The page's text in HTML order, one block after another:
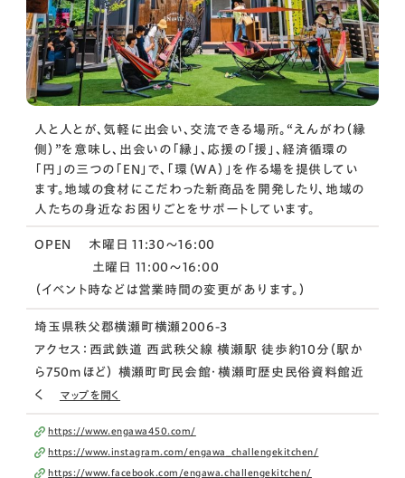
人と人とが、気軽に出会い、交流できる場所。“えんがわ（縁
側）”を意味し、出会いの「縁」、応援の「援」、経済循環の
「円」の三つの「EN」で、「環（WA）」を作る場を提供してい
ます。地域の食材にこだわった新商品を開発したり、地域の
人たちの身近なお困りごとをサポートしています。
OPEN 木曜日 11:30〜16:00
土曜日 11:00～16:00
（イベント時などは営業時間の変更があります。）
埼玉県秩父郡横瀬町横瀬2006-3
アクセス：西武鉄道 西武秩父線 横瀬駅 徒歩約10分（駅か
ら750ｍほど） 横瀬町町民会館・横瀬町歴史民俗資料館近
く
マップを開く
https://www.engawa450.com/
https://www.instagram.com/engawa_challengekitchen/
https://www.facebook.com/engawa.challengekitchen/